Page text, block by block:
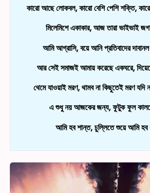
কারো আছে লোকবল, কারো বেশি পেশি শক্তি,
মিলেমিশে একাকার, আজ তারা ভাইভাই
আমি আগ্রাসি, বয়ে আনি প্রতিবাদের
আর সেই সমাজই আমায় করেছে একঘরে,
থেমে যাওয়াই মরণ, থামব না কিছুতেই মরণ যদি
এ শুধু নয় আজকের জন্য, ফুটুক ফুল
আমি হব শান্ত, চুল্লিতে শুয়ে আমি